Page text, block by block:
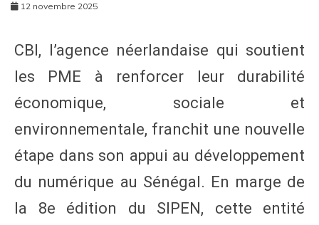
12 novembre 2025
CBI, l’agence néerlandaise qui soutient
les PME à renforcer leur durabilité
économique, sociale et
environnementale, franchit une nouvelle
étape dans son appui au développement
du numérique au Sénégal. En marge de
la 8e édition du SIPEN, cette entité